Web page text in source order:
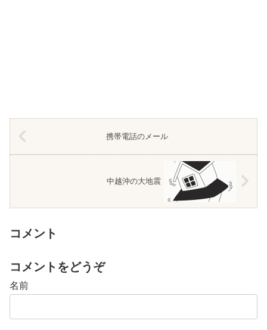
携帯電話のメール
中越沖の大地震
コメント
コメントをどうぞ
名前